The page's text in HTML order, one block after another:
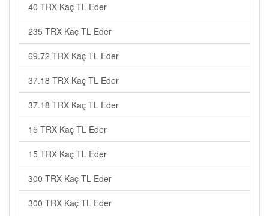
40 TRX Kaç TL Eder
235 TRX Kaç TL Eder
69.72 TRX Kaç TL Eder
37.18 TRX Kaç TL Eder
37.18 TRX Kaç TL Eder
15 TRX Kaç TL Eder
15 TRX Kaç TL Eder
300 TRX Kaç TL Eder
300 TRX Kaç TL Eder